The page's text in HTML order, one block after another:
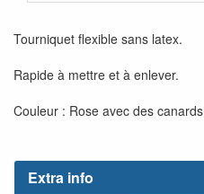
Extra info
Tourniquet flexible sans latex.
Rapide à mettre et à enlever.
Couleur : Rose avec des canards